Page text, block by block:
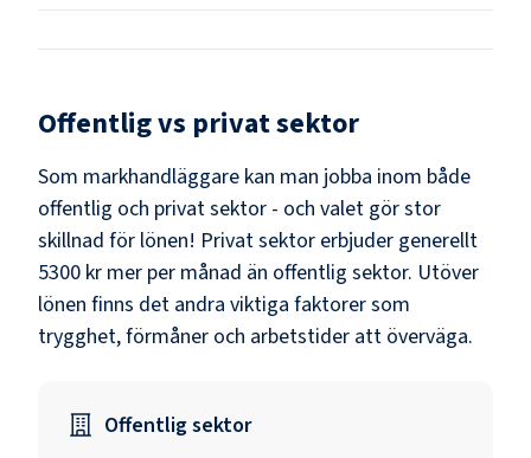
Offentlig vs privat sektor
Som markhandläggare kan man jobba inom både
offentlig och privat sektor - och valet gör stor
skillnad för lönen! Privat sektor erbjuder generellt
5300 kr mer per månad än offentlig sektor. Utöver
lönen finns det andra viktiga faktorer som
trygghet, förmåner och arbetstider att överväga.
Offentlig sektor